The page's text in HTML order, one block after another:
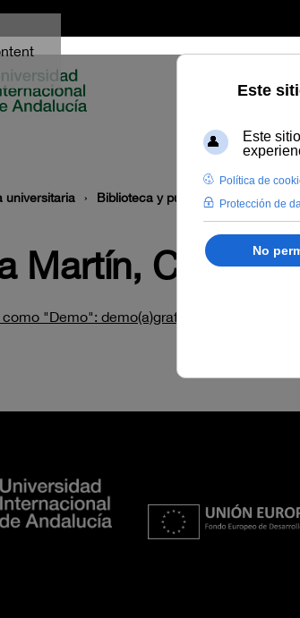
universitaria Biblioteca y publicaciones
Martín, Carlos
"Demo": demo(a)grafías,